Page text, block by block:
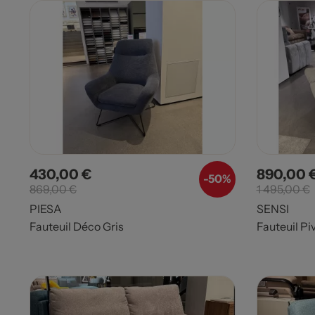
-50%
Prix
430,00 €Prix de base
869,00 €
PIESA
Fauteuil Déco Gris
Prix
890,00
1 495,00 €
SENSI
Fauteuil